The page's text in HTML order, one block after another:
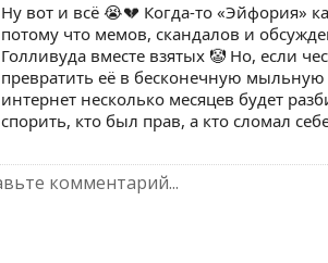
Ну вот и всё 😭💔 Когда-то «Эйфория»
потому что мемов, скандалов и
Голливуда вместе взятых 🤡 Но, если
превратить её в бесконечную мыльную
интернет несколько месяцев будет
спорить, кто был прав, а кто сломал